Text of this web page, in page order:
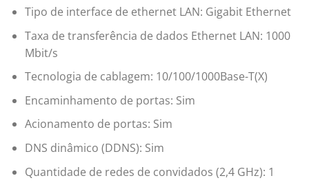
Tipo de interface de ethernet LAN: Gigabit Ethernet
Taxa de transferência de dados Ethernet LAN: 1000
Mbit/s
Tecnologia de cablagem: 10/100/1000Base-T(X)
Encaminhamento de portas: Sim
Acionamento de portas: Sim
DNS dinâmico (DDNS): Sim
Quantidade de redes de convidados (2,4 GHz): 1